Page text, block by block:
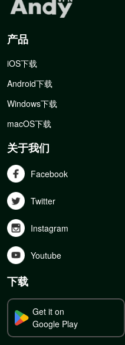
产品
iOS下载
Android下载
Windows下载
macOS下载
关于我们
Facebook
Twitter
Instagram
Youtube
下载
Get it on
Google Play